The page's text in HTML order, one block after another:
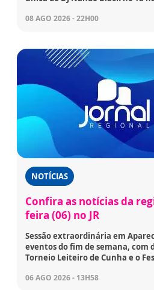
08 AGO 2026 - 22H00
NOTÍCIAS
Confira as notícias da
feira (06) no JR
Sessão extraordinária em
eventos do fim de semana, com
Torneio Leiteiro de Cunha e o
06 AGO 2026 - 13H58